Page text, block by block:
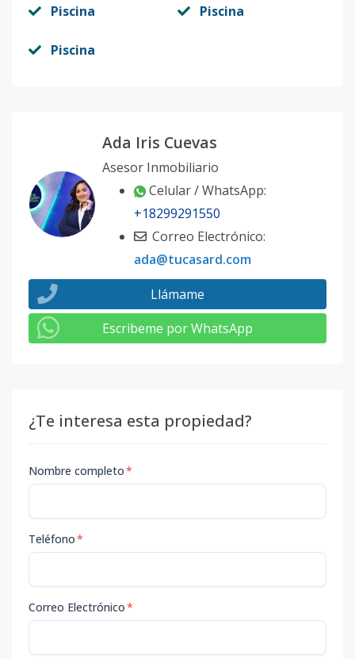
Piscina Piscina
Piscina
Ada Iris Cuevas
Asesor Inmobiliario
Celular / WhatsApp:
+18299291550
Correo Electrónico:
ada@tucasard.com
Llámame
Escribeme por WhatsApp
¿Te interesa esta propiedad?
Nombre completo*
Teléfono*
Correo Electrónico*